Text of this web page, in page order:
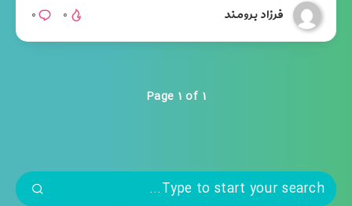
فرزاد برومند ۰ ۰
Page 1 of 1